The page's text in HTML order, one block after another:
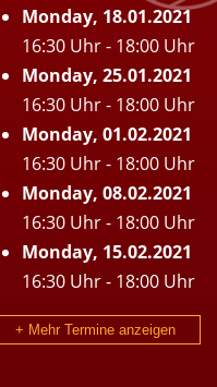
Monday, 18.01.2021
16:30 Uhr - 18:00 Uhr
Monday, 25.01.2021
16:30 Uhr - 18:00 Uhr
Monday, 01.02.2021
16:30 Uhr - 18:00 Uhr
Monday, 08.02.2021
16:30 Uhr - 18:00 Uhr
Monday, 15.02.2021
16:30 Uhr - 18:00 Uhr
+ Mehr Termine anzeigen